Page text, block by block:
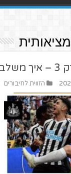
הזווית לחיבורים